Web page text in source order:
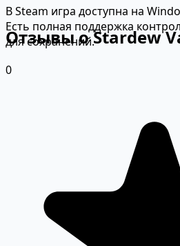
В Steam игра доступна на
Есть полная поддержка
для сохранений.
Отзывы о Stardew
0